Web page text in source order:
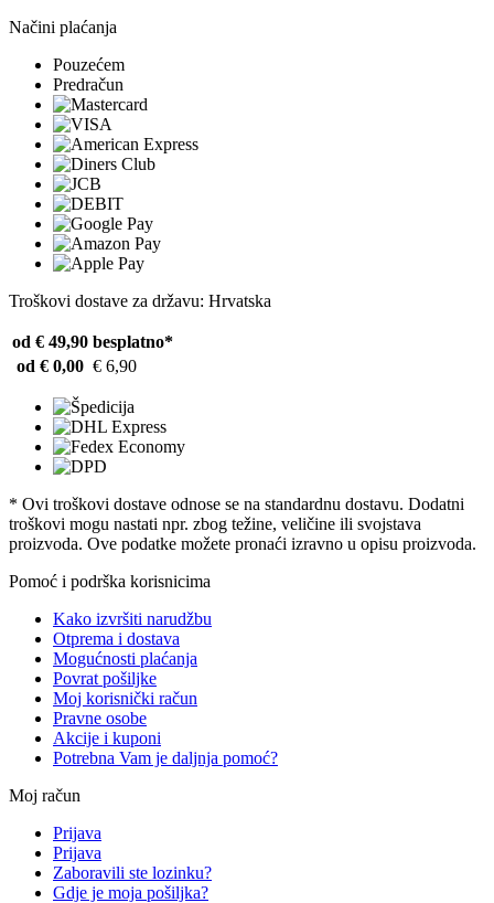
Načini plaćanja
Pouzećem
Predračun
Troškovi dostave za državu: Hrvatska
od € 49,90 besplatno*
od € 0,00 € 6,90
* Ovi troškovi dostave odnose se na standardnu ​​dostavu. Dodatni
troškovi mogu nastati npr. zbog težine, veličine ili svojstava
proizvoda. Ove podatke možete pronaći izravno u opisu proizvoda.
Pomoć i podrška korisnicima
Kako izvršiti narudžbu
Otprema i dostava
Mogućnosti plaćanja
Povrat pošiljke
Moj korisnički račun
Pravne osobe
Akcije i kuponi
Potrebna Vam je daljnja pomoć?
Moj račun
Prijava
Prijava
Zaboravili ste lozinku?
Gdje je moja pošiljka?